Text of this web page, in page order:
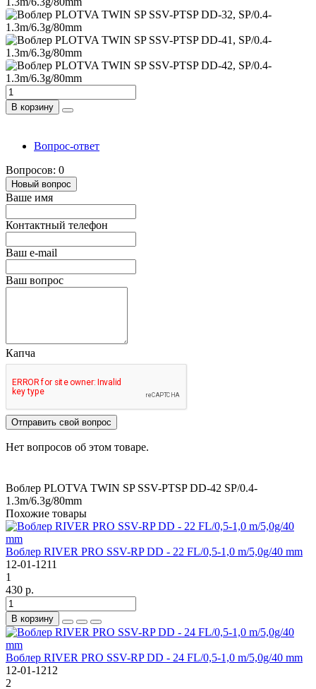
В корзину
Вопрос-ответ
Вопросов: 0
Новый вопрос
Ваше имя
Контактный телефон
Ваш e-mail
Ваш вопрос
Капча
Отправить свой вопрос
Нет вопросов об этом товаре.
Воблер PLOTVA TWIN SP SSV-PTSP DD-42 SP/0.4-
1.3m/6.3g/80mm
Похожие товары
Воблер RIVER PRO SSV-RP DD - 22 FL/0,5-1,0 m/5,0g/40 mm
12-01-1211
1
430 р.
В корзину
Воблер RIVER PRO SSV-RP DD - 24 FL/0,5-1,0 m/5,0g/40 mm
12-01-1212
2